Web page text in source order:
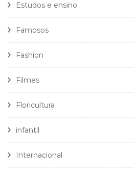
Estudos e ensino
Famosos
Fashion
Filmes
Floricultura
infantil
Internacional